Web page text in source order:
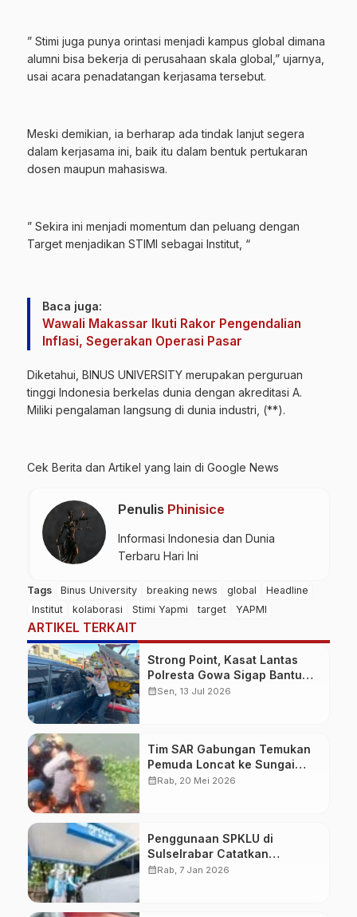
” Stimi juga punya orintasi menjadi kampus global dimana
alumni bisa bekerja di perusahaan skala global,” ujarnya,
usai acara penadatangan kerjasama tersebut.
Meski demikian, ia berharap ada tindak lanjut segera
dalam kerjasama ini, baik itu dalam bentuk pertukaran
dosen maupun mahasiswa.
” Sekira ini menjadi momentum dan peluang dengan
Target menjadikan STIMI sebagai Institut, “
Baca juga:
Wawali Makassar Ikuti Rakor Pengendalian
Inflasi, Segerakan Operasi Pasar
Diketahui, BINUS UNIVERSITY merupakan perguruan
tinggi Indonesia berkelas dunia dengan akreditasi A.
Miliki pengalaman langsung di dunia industri, (**).
Cek Berita dan Artikel yang lain di Google News
Penulis Phinisice
Informasi Indonesia dan Dunia
Terbaru Hari Ini
Tags Binus University breaking news global
Headline
Institut
kolaborasi Stimi Yapmi target YAPMI
ARTIKEL TERKAIT
Strong Point, Kasat Lantas
Polresta Gowa Sigap Bantu
Korban Kecelakaan
calendar_monthSen, 13 Jul 2026
Tim SAR Gabungan Temukan
Pemuda Loncat ke Sungai
Pampang Makassar
calendar_monthRab, 20 Mei 2026
Penggunaan SPKLU di
Sulselrabar Catatkan
Kenaikan Tiga Kali Lipat di
calendar_monthRab, 7 Jan 2026